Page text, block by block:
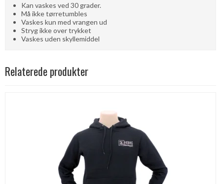
Kan vaskes ved 30 grader.
Må ikke tørretumbles
Vaskes kun med vrangen ud
Stryg ikke over trykket
Vaskes uden skyllemiddel
Relaterede produkter